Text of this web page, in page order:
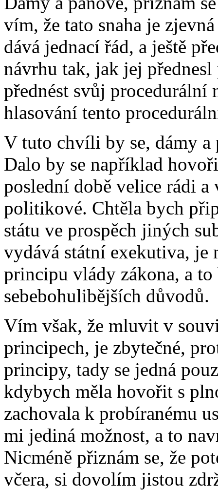
vím, že tato snaha je
dává jednací řád, a ještě
návrhu tak, jak jej
přednést svůj procedurální
hlasování tento
V tuto chvíli by se, dámy a
Dalo by se například
poslední době velice rádi
politikové. Chtěla bych
státu ve prospěch jiných
vydává státní exekutiva, je
principu vlády zákona, a
sebebohulibějších důvodů.
Vím však, že mluvit v
principech, je zbytečné,
principy, tady se jedná
kdybych měla hovořit s
zachovala k probíranému
mi jediná možnost, a to
Nicméně přiznám se, že
včera, si dovolím jistou